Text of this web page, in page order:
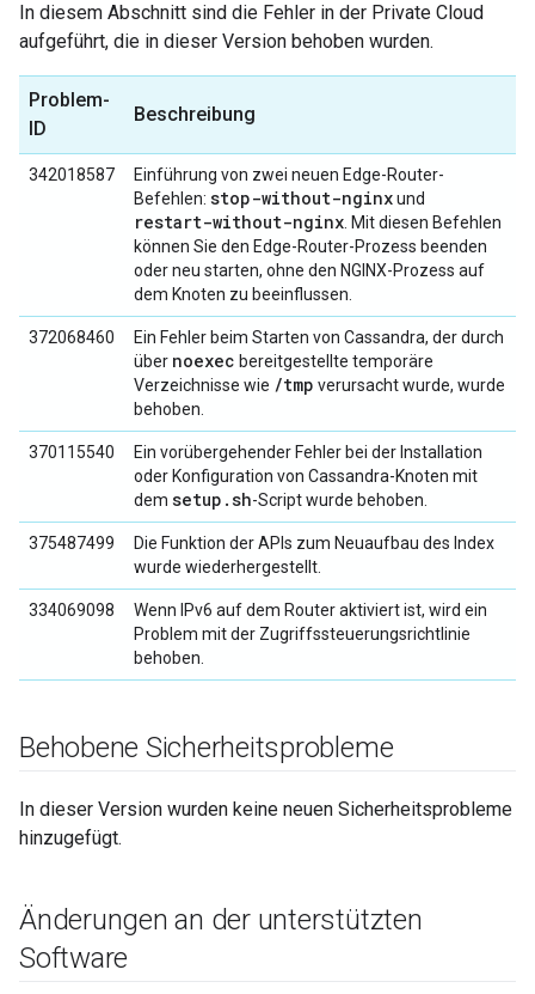
In diesem Abschnitt sind die Fehler in der Private Cloud
aufgeführt, die in dieser Version behoben wurden.
Problem-
ID
Beschreibung
342018587
Einführung von zwei neuen Edge-Router-
Befehlen: stop-without-nginxund
restart-without-nginx . Mit diesen Befehlen
können Sie den Edge-Router-Prozess beenden
oder neu starten, ohne den NGINX-Prozess auf
dem Knoten zu beeinflussen.
372068460
Ein Fehler beim Starten von Cassandra, der durch
über noexec bereitgestellte temporäre
Verzeichnisse wie /tmp verursacht wurde, wurde
behoben.
370115540
Ein vorübergehender Fehler bei der Installation
oder Konfiguration von Cassandra-Knoten mit
dem setup.sh-Script wurde behoben.
375487499
Die Funktion der APIs zum Neuaufbau des Index
wurde wiederhergestellt.
334069098
Wenn IPv6 auf dem Router aktiviert ist, wird ein
Problem mit der Zugriffssteuerungsrichtlinie
behoben.
Behobene Sicherheitsprobleme
In dieser Version wurden keine neuen Sicherheitsprobleme
hinzugefügt.
Änderungen an der unterstützten
Software